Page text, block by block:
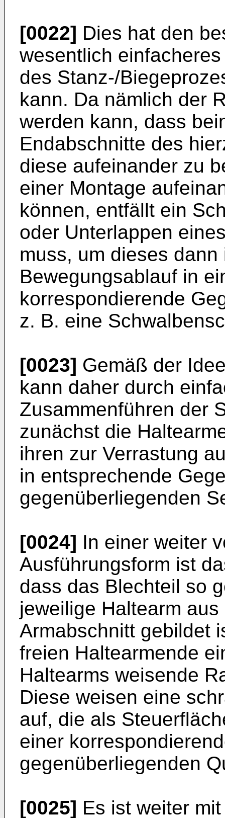
[0022] Dies hat den
wesentlich
des Stanz-/
kann. Da nämlich der
werden kann, dass
Endabschnitte des
diese aufeinander zu
einer Montage
können, entfällt ein
oder Unterlappen
muss, um dieses
Bewegungsablauf in
korrespondierende
z. B. eine
[0023] Gemäß der
kann daher durch
Zusammenführen der
zunächst die
ihren zur Verrastung
in entsprechende
gegenüberliegenden
[0024] In einer weiter
Ausführungsform ist
dass das Blechteil so
jeweilige Haltearm
Armabschnitt gebildet
freien Haltearmende
Haltearms weisende
Diese weisen eine
auf, die als
einer
gegenüberliegenden
[0025] Es ist weiter